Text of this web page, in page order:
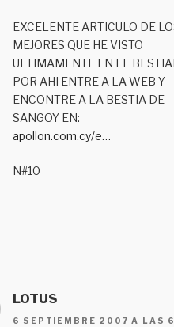
EXCELENTE ARTICULO DE
MEJORES QUE HE VISTO
ULTIMAMENTE EN EL
POR AHI ENTRE A LA WEB Y
ENCONTRE A LA BESTIA DE
SANGOY EN:
apollon.com.cy/e…
N#10
LOTUS
6 SEPTIEMBRE 2007 A LAS